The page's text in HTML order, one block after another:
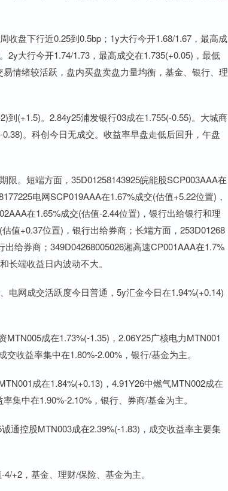
盘下行近0.25到0.5bp；1y大行今开1.68/1.67，最高成
2y大行今开1.74/1.73，最高成交在1.735(+0.05)，最低
情绪较活跃，盘内买盘卖盘力量均衡，基金、银行、理
(+1.5)。2.84y25浦发银行03成在1.755(-0.55)。大城商
。科创今日无成交。收益率早盘走低后回升，午盘
。短端方面，35D01258143925皖能股SCP003AAA在
电网SCP019AAA在1.67%成交(估值+5.22位置)，
在1.65%成交(估值-2.44位置)，银行出给银行和理
值+0.37位置)，银行出给券商；长端方面，253D01268
给券商；349D04268005026湘高速CP001AAA在1.7%
长端收益日内波动不大。
网成交活跃度今日普通，5y汇金今日在1.94%(+0.14)
成在1.73%(-1.35)，2.06Y25广核电力MTN001
收益率集中在1.80%-2.00%，银行/基金为主。
成在1.84%(+0.13)，4.91Y26中燃气MTN002成在
集中在1.90%-2.10%，银行、券商/基金为主。
控股MTN003成在2.39%(-1.83)，成交收益率主要集
，基金、理财/保险、基金为主。